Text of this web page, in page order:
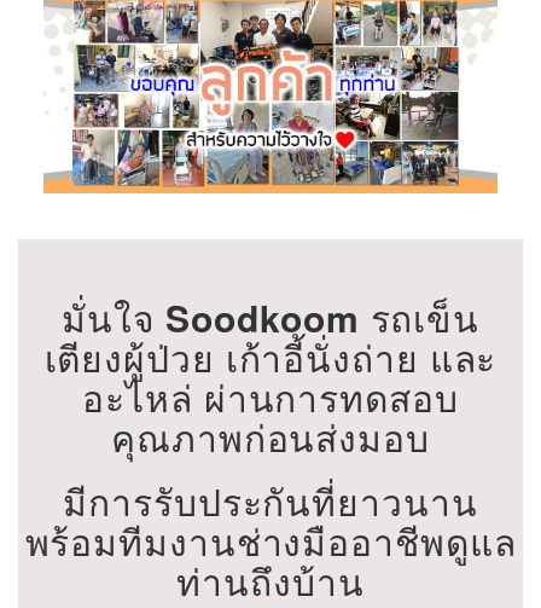
มั่นใจ Soodkoom รถเข็น
เตียงผู้ป่วย เก้าอี้นั่งถ่าย และ
อะไหล่ ผ่านการทดสอบ
คุณภาพก่อนส่งมอบ
มีการรับประกันที่ยาวนาน
พร้อมทีมงานช่างมืออาชีพดูแล
ท่านถึงบ้าน